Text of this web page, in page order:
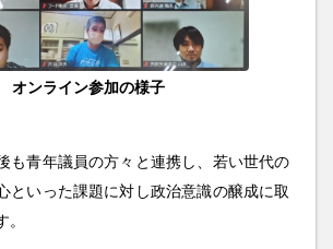
オンライン参加の様子
も青年議員の方々と連携し、若い世代の
といった課題に対し政治意識の醸成に取